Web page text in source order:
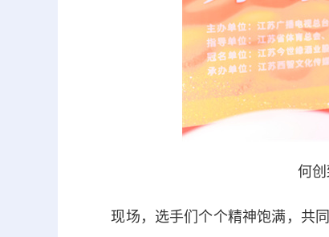
何
现场，选手们个个精神饱满，共同